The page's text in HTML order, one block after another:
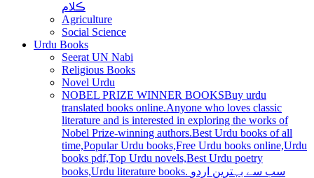
ڪلام
Agriculture
Social Science
Urdu Books
Seerat UN Nabi
Religious Books
Novel Urdu
NOBEL PRIZE WINNER BOOKSBuy urdu
translated books online.Anyone who loves classic
literature and is interested in exploring the works of
Nobel Prize-winning authors.Best Urdu books of all
time,Popular Urdu books,Free Urdu books online,Urdu
books pdf,Top Urdu novels,Best Urdu poetry
books,Urdu literature books. سب سے بہترین اردو